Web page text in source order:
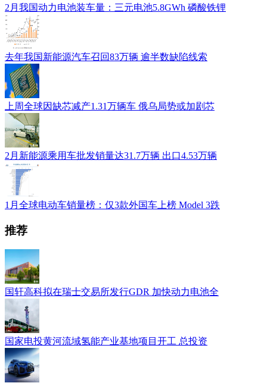
2月我国动力电池装车量：三元电池5.8GWh 磷酸铁锂
去年我国新能源汽车召回83万辆 逾半数缺陷线索
上周全球因缺芯减产1.31万辆车 俄乌局势或加剧芯
2月新能源乘用车批发销量达31.7万辆 出口4.53万辆
1月全球电动车销量榜：仅3款外国车上榜 Model 3跌
推荐
国轩高科拟在瑞士交易所发行GDR 加快动力电池全
国家电投黄河流域氢能产业基地项目开工 总投资